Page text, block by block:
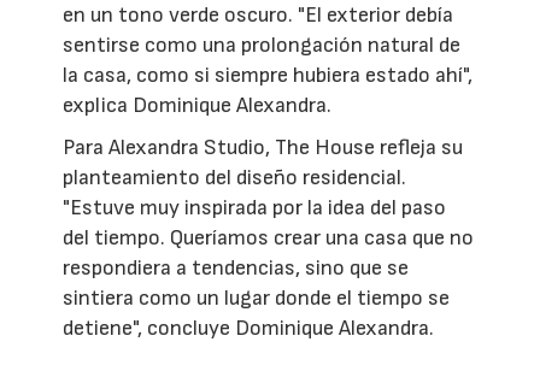
en un tono verde oscuro. "El exterior debía
sentirse como una prolongación natural de
la casa, como si siempre hubiera estado ahí",
explica Dominique Alexandra.
Para Alexandra Studio, The House refleja su
planteamiento del diseño residencial.
"Estuve muy inspirada por la idea del paso
del tiempo. Queríamos crear una casa que no
respondiera a tendencias, sino que se
sintiera como un lugar donde el tiempo se
detiene", concluye Dominique Alexandra.